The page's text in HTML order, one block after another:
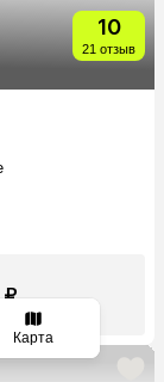
Карта
10
21 отзыв
₽
7 н.